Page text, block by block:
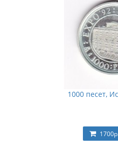
1000 песет,